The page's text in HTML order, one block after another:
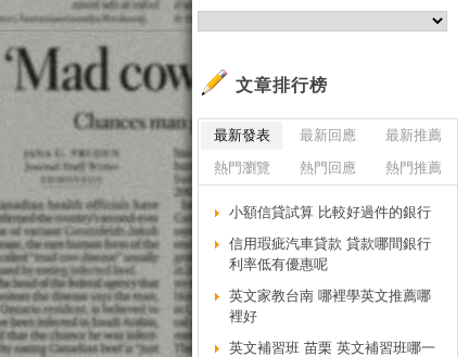
文章排行榜
最新發表 最新回應
最新推薦
熱門瀏覽
熱門回應 熱門推薦
小額信貸試算 比較好過件的銀行
信用瑕疵汽車貸款 貸款哪間銀行
利率低有優惠呢
英文家教台南 哪裡學英文推薦哪
裡好
英文補習班 苗栗 英文補習班哪一